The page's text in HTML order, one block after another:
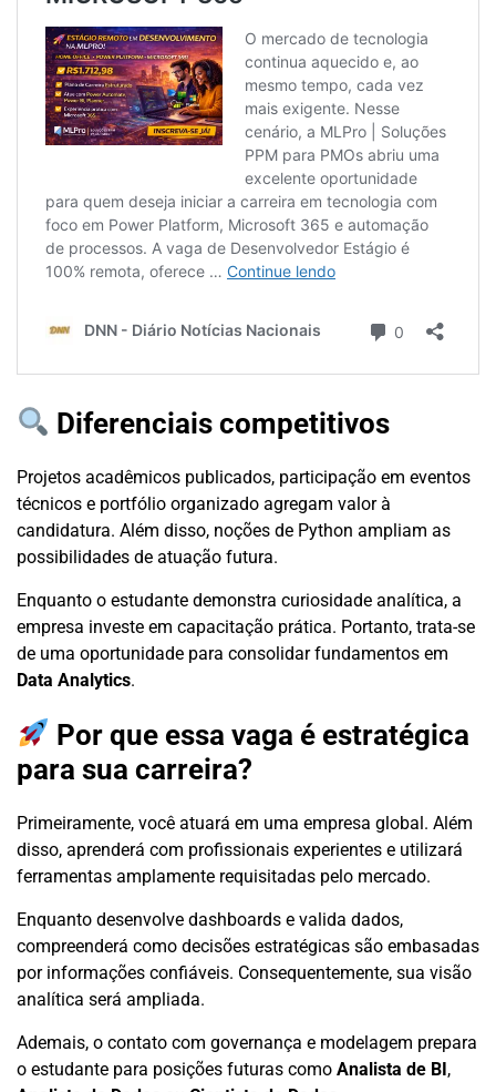
Diferenciais competitivos
Projetos acadêmicos publicados, participação em eventos
técnicos e portfólio organizado agregam valor à
candidatura. Além disso, noções de Python ampliam as
possibilidades de atuação futura.
Enquanto o estudante demonstra curiosidade analítica, a
empresa investe em capacitação prática. Portanto, trata-se
de uma oportunidade para consolidar fundamentos em
Data Analytics.
Por que essa vaga é estratégica
para sua carreira?
Primeiramente, você atuará em uma empresa global. Além
disso, aprenderá com profissionais experientes e utilizará
ferramentas amplamente requisitadas pelo mercado.
Enquanto desenvolve dashboards e valida dados,
compreenderá como decisões estratégicas são embasadas
por informações confiáveis. Consequentemente, sua visão
analítica será ampliada.
Ademais, o contato com governança e modelagem prepara
o estudante para posições futuras como Analista de BI ,